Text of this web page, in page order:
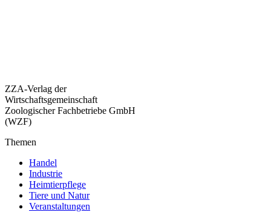
ZZA-Verlag der
Wirtschaftsgemeinschaft
Zoologischer Fachbetriebe GmbH
(WZF)
Themen
Handel
Industrie
Heimtierpflege
Tiere und Natur
Veranstaltungen